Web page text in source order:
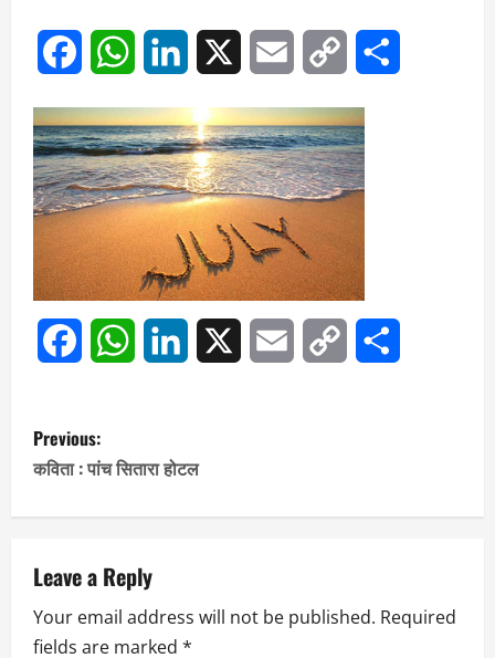
FacebookWhatsAppLinkedIn Email
Copy
FacebookWhatsAppLinkedIn Email
Copy
P
o
s
t
n
Previous:
कविता : पांच सितारा होटल
Leave a Reply
Your email address will not be published. Required
fields are marked *